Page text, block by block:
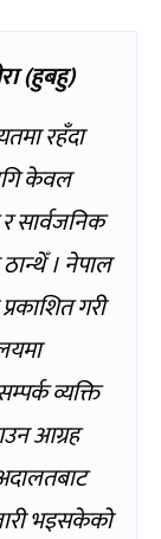
(हुबहु)
रहँदा
केवल
र सार्वजनिक
। नेपाल
गरी
व्यक्ति
आग्रह
भइसकेको